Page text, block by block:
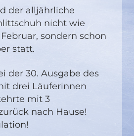
der alljährliche
nicht wie
sondern schon
statt.
der 30. Ausgabe des
drei Läuferinnen
mit 3
nach Hause!